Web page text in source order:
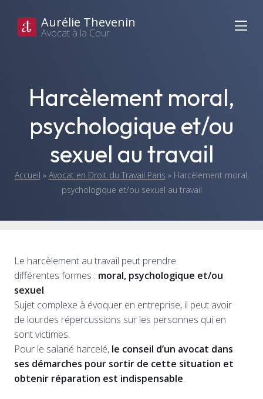
Aurélie Thevenin
Avocat à la Cour
Harcèlement moral,
psychologique et/ou
sexuel au travail
Accueil » Avocat en Droit du Travail Paris » Harcèlement moral,
psychologique et/ou sexuel au travail
Le harcèlement au travail peut prendre
différentes formes : moral, psychologique et/ou
sexuel.
Sujet complexe à évoquer en entreprise, il peut avoir
de lourdes répercussions sur les personnes qui en
sont victimes.
Pour le salarié harcelé, le conseil d’un avocat dans
ses démarches pour sortir de cette situation et
obtenir réparation est indispensable.